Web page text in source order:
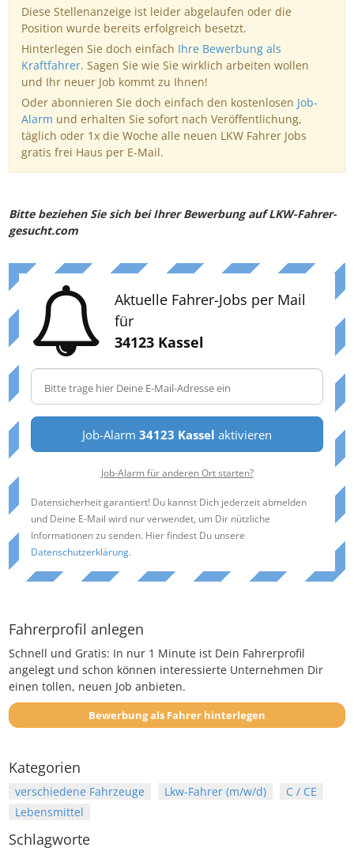
Diese Stellenanzeige ist leider abgelaufen oder die
Position wurde bereits erfolgreich besetzt.
Hinterlegen Sie doch einfach Ihre Bewerbung als
Kraftfahrer. Sagen Sie wie Sie wirklich arbeiten wollen
und Ihr neuer Job kommt zu Ihnen!
Oder abonnieren Sie doch einfach den kostenlosen Job-
Alarm und erhalten Sie sofort nach Veröffentlichung,
täglich oder 1x die Woche alle neuen LKW Fahrer Jobs
gratis frei Haus per E-Mail.
Bitte beziehen Sie sich bei Ihrer Bewerbung auf LKW-Fahrer-
gesucht.com
Aktuelle Fahrer-Jobs per Mail
für
34123 Kassel
Job-Alarm 34123 Kassel aktivieren
Job-Alarm für anderen Ort starten?
Datensicherheit garantiert! Du kannst Dich jederzeit abmelden
und Deine E-Mail wird nur verwendet, um Dir nützliche
Informationen zu senden. Hier findest Du unsere
Datenschutzerklärung.
Fahrerprofil anlegen
Schnell und Gratis: In nur 1 Minute ist Dein Fahrerprofil
angelegt und schon können interessierte Unternehmen Dir
einen tollen, neuen Job anbieten.
Bewerbung als Fahrer hinterlegen
Kategorien
verschiedene Fahrzeuge Lkw-Fahrer (m/w/d)
C / CE
Lebensmittel
Schlagworte